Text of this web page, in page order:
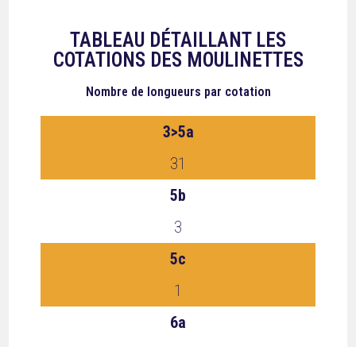
TABLEAU DÉTAILLANT LES
COTATIONS DES MOULINETTES
Nombre de longueurs par cotation
3>5a
31
5b
3
5c
1
6a